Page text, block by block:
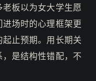
板以为女大学生愿
场时的心理框架更
止预期。用长期关
是结构性错配，不